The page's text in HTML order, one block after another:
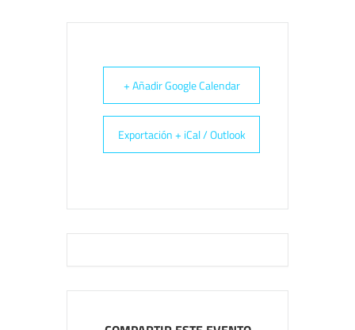
+ Añadir Google Calendar
Exportación + iCal / Outlook